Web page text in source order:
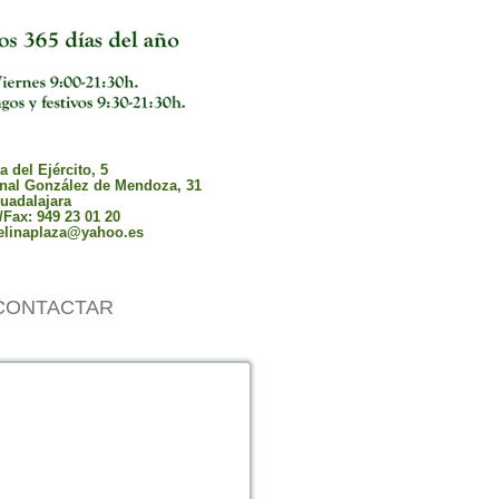
del Ejército, 5
González de Mendoza, 31
949 23 01 20